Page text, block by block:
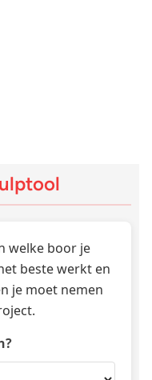
welke boor je
beste werkt en
je moet nemen